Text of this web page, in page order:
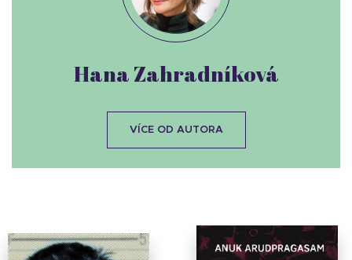
Hana Zahradníková
VÍCE OD AUTORA